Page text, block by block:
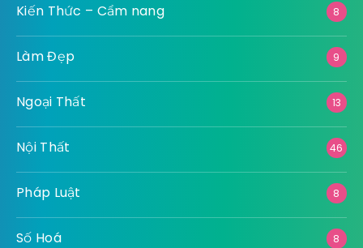
Kiến Thức – Cẩm nang 8
Làm Đẹp 9
Ngoại Thất 13
Nội Thất 46
Pháp Luật 8
Số Hoá 8